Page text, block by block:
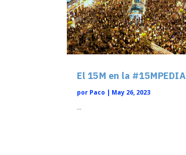
El 15M en la #15MPEDIA
por Paco | May 26, 2023
...